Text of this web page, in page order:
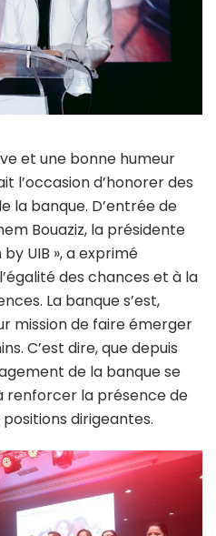
et une bonne humeur
l’occasion d’honorer des
la banque. D’entrée de
Bouaziz, la présidente
UIB », a exprimé
des chances et à la
La banque s’est,
mission de faire émerger
C’est dire, que depuis
de la banque se
renforcer la présence de
dirigeantes.